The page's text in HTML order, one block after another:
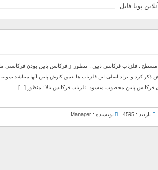
پویا فایل
ذکر کرد و ایراد اصلی این فلزیاب ها عمق کاوش پایین آنها میباشد
فرکانس پایین محصوب میشود .فلزیاب فرکانس بالا : منظور [...]
بازدید : 4595 نویسنده : Manager